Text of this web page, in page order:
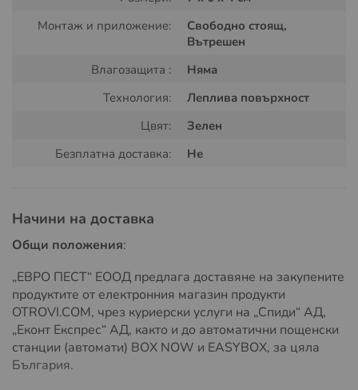
промазана с незасъхващо лепило, в което е
разтворена примамката. Насекомите се привличат в
капана, а лепилото ги задържа за идентификация и
Поради малкият си размер и триъгълна форма този
ефективен капан за хлебарки може да бъде поставян
в различни шкафове, чекмеджета или на места с
Инструкции за употреба:
Отстранете предпазната хартия от повърхността с
лепилото. Сглобете конструкцията по перфорациите.
Разпределете капаните по цялата наблюдавана площ,
като ги залагате на закрити места, където хлебарките
се укриват или преминават - под мебели, зад
шкафове, хладилници, печки, под умивалници,
Монтаж и приложение:
Свободно стоящ,
Вътрешен
Влагозащита :
Няма
Технология:
Леплива повърхност
Цвят:
Зелен
Безплатна доставка:
Не
Начини на доставка
Общи положения:
„ЕВРО ПЕСТ“ ЕООД предлага доставяне на закупените
продуктите от електронния магазин продукти
OTROVI.COM, чрез куриерски услуги на „Спиди“ АД,
„Еконт Експрес“ АД, както и до автоматични пощенски
станции (автомати) BOX NOW и EASYBOX, за цяла
България.